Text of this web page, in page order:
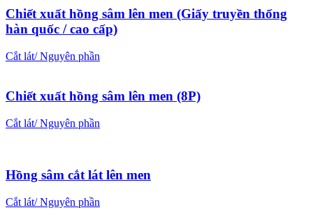
Chiết xuất hồng sâm lên men (Giấy truyền thống
hàn quốc / cao cấp)
Cắt lát/ Nguyên phần
Chiết xuất hồng sâm lên men (8P)
Cắt lát/ Nguyên phần
Hồng sâm cắt lát lên men
Cắt lát/ Nguyên phần